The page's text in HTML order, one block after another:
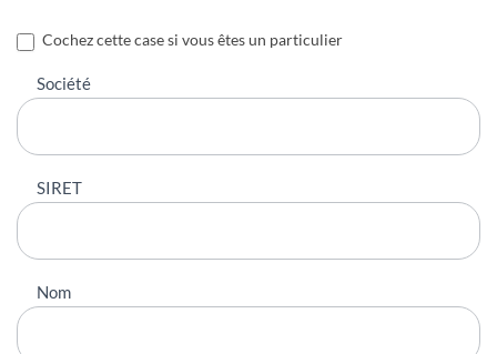
Nous
contacter
Cochez cette case si vous êtes un particulier
Société
SIRET
Nom